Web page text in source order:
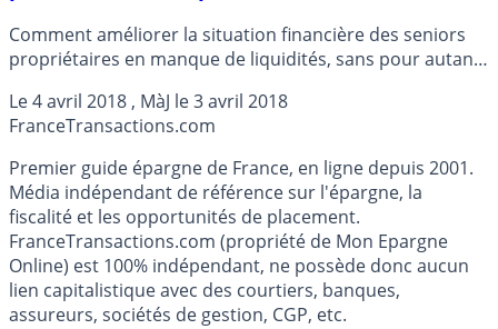
Comment améliorer la situation financière des seniors
propriétaires en manque de liquidités, sans pour autant
de propriétés ? Un montage financier portant sur une
durée de 10 ans, leur permettant de rester à leur
domicile, tout en percevant un capital, c’est l’objectif de
la nouvelle solution financière LeaseImmo proposée par
StayHome.
Le4 avril 2018 , MàJ le3 avril 2018
FranceTransactions.com
Premier guide épargne de France, en ligne depuis 2001.
Média indépendant de référence sur l'épargne, la
fiscalité et les opportunités de placement.
FranceTransactions.com (propriété de Mon Epargne
Online) est 100% indépendant, ne possède donc aucun
lien capitalistique avec des courtiers, banques,
assureurs, sociétés de gestion, CGP, etc.